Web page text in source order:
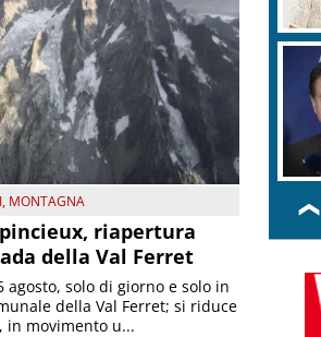
, MONTAGNA
riapertura
della Val Ferret
agosto, solo di giorno e solo in
della Val Ferret; si riduce
in movimento u...
❮